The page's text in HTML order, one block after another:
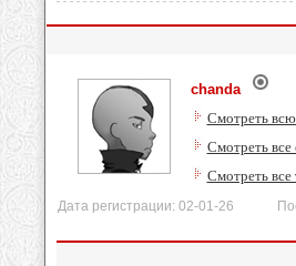
chanda
Смотреть всю
Смотреть все
Смотреть все
Дата регистрации: 02-01-26